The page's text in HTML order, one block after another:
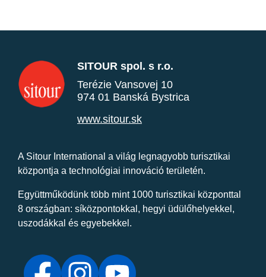
SITOUR spol. s r.o.
Terézie Vansovej 10
974 01 Banská Bystrica
www.sitour.sk
A Sitour International a világ legnagyobb turisztikai
központja a technológiai innováció területén.
Együttműködünk több mint 1000 turisztikai központtal
8 országban: síközpontokkal, hegyi üdülőhelyekkel,
uszodákkal és egyebekkel.